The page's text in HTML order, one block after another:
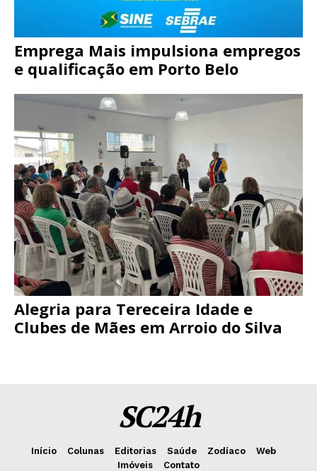
Emprega Mais impulsiona empregos
e qualificação em Porto Belo
Alegria para Tereceira Idade e
Clubes de Mães em Arroio do Silva
SC24h
Início Colunas Editorias Saúde Zodíaco
Web
Imóveis
Contato